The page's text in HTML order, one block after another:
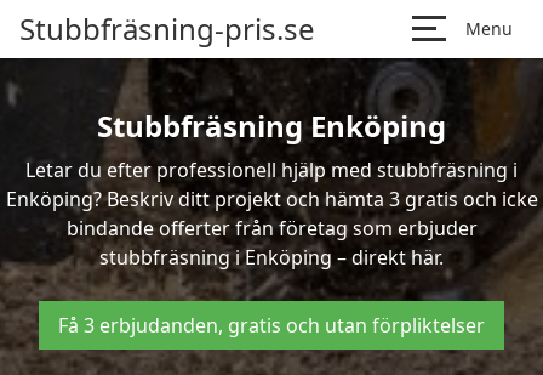
Stubbfräsning-pris.se Menu
Stubbfräsning Enköping
Letar du efter professionell hjälp med stubbfräsning i
Enköping? Beskriv ditt projekt och hämta 3 gratis och icke
bindande offerter från företag som erbjuder
stubbfräsning i Enköping – direkt här.
Få 3 erbjudanden, gratis och utan förpliktelser